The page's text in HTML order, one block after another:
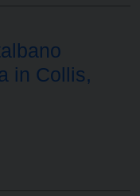
in Collis,